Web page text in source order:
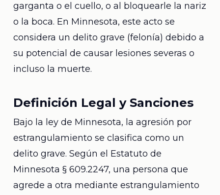
garganta o el cuello, o al bloquearle la nariz
o la boca. En Minnesota, este acto se
considera un delito grave (felonía) debido a
su potencial de causar lesiones severas o
incluso la muerte.
Definición Legal y Sanciones
Bajo la ley de Minnesota, la agresión por
estrangulamiento se clasifica como un
delito grave. Según el Estatuto de
Minnesota § 609.2247, una persona que
agrede a otra mediante estrangulamiento